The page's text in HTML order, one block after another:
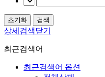
상세검색닫기
최근검색어
최근검색어 옵션